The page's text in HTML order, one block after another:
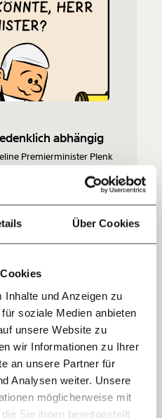
Über Cookies
und Anzeigen zu
soziale Medien anbieten
unsere Website zu
wir Informationen zu Ihrer
an unsere Partner für
Analysen weiter. Unsere
möglicherweise mit
Sie ihnen bereitgestellt
Laufenden
gratis
wir können gemeinsam
dass sie für alle
sind für alle frei im
Und das wird auch
für den Fortschritt und
Mitgliedsbeitrag.
0498 0007 6017
abhängig
Premierminister Plenk
neuen Hebel der Macht
Rohre